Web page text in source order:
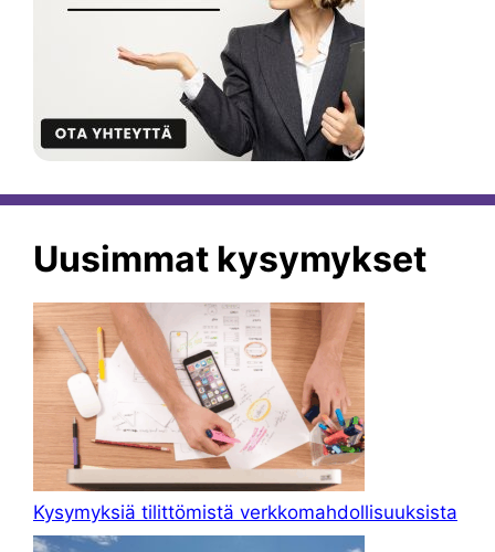
Uusimmat kysymykset
Kysymyksiä tilittömistä verkkomahdollisuuksista